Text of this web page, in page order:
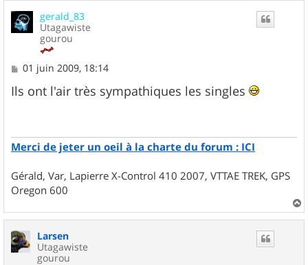
gerald_83
Utagawiste
gourou
M
s
s
01 juin 2009, 18:14
Ils ont l'air très sympathiques les singles
Merci de jeter un oeil à la charte du forum : ICI
Gérald, Var, Lapierre X-Control 410 2007, VTTAE TREK, GPS
Oregon 600
a
Larsen
Utagawiste
gourou